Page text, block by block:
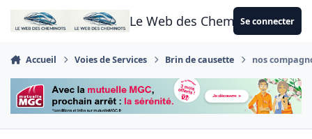
Aller au contenu
Le Web des CheminotsSe connecter
Accueil Voies de Services Brin de causette nos